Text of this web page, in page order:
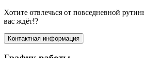
Хотите отвлечься от повседневной
вас ждёт!?
Контактная информация